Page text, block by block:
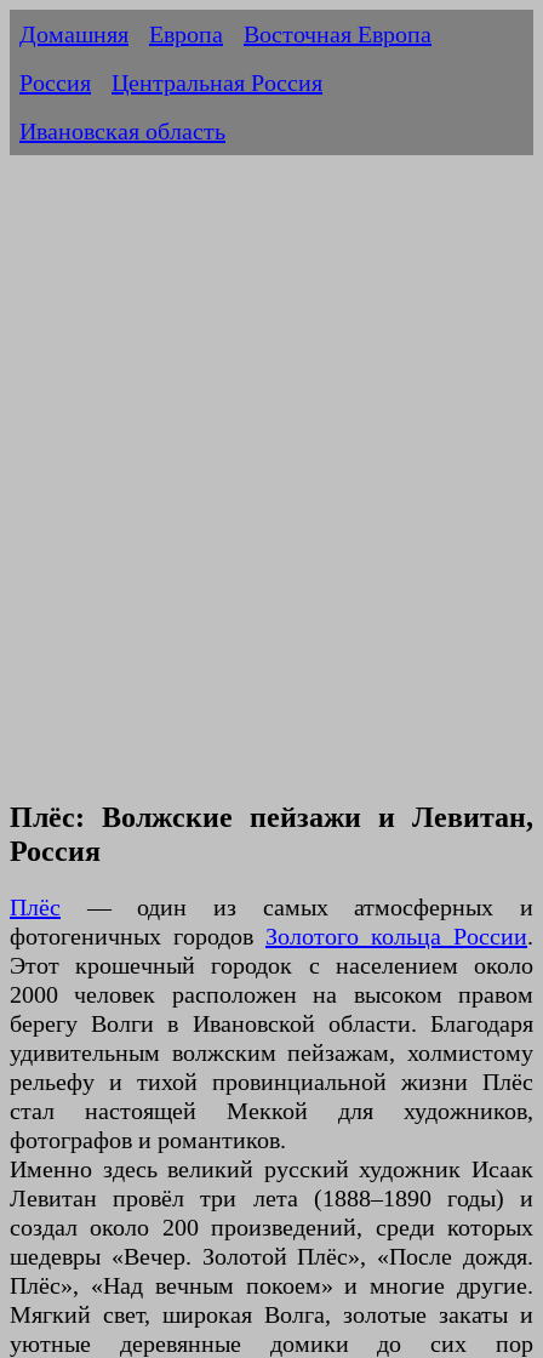
Домашняя Европа
Восточная Европа
Россия
Центральная Россия
Ивановская область
Плёс: Волжские пейзажи и Левитан,
Россия
Плёс — один из самых атмосферных и
фотогеничных городов Золотого кольца России.
Этот крошечный городок с населением около
2000 человек расположен на высоком правом
берегу Волги в Ивановской области. Благодаря
удивительным волжским пейзажам, холмистому
рельефу и тихой провинциальной жизни Плёс
стал настоящей Меккой для художников,
фотографов и романтиков.
Именно здесь великий русский художник Исаак
Левитан провёл три лета (1888–1890 годы) и
создал около 200 произведений, среди которых
шедевры «Вечер. Золотой Плёс», «После дождя.
Плёс», «Над вечным покоем» и многие другие.
Мягкий свет, широкая Волга, золотые закаты и
уютные деревянные домики до сих пор